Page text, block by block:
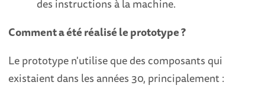
des instructions à la machine.
Comment a été réalisé le prototype ?
Le prototype n'utilise que des composants qui
existaient dans les années 30, principalement :